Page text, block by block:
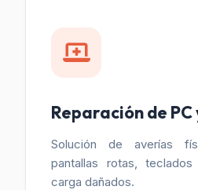
Reparación de
Solución de averías
pantallas rotas,
carga dañados.